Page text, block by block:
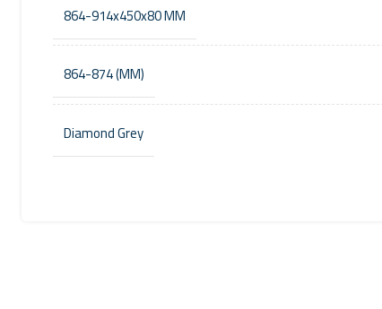
864-914x450x80 MM
(MM) 864-874
Diamond Grey